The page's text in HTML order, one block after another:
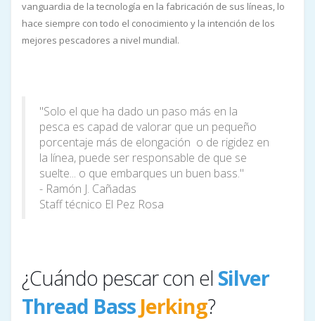
vanguardia de la tecnología en la fabricación de sus líneas, lo
hace siempre con todo el conocimiento y la intención de los
mejores pescadores a nivel mundial.
"Solo el que ha dado un paso más en la
pesca es capad de valorar que un pequeño
porcentaje más de elongación o de rigidez en
la línea, puede ser responsable de que se
suelte... o que embarques un buen bass."
- Ramón J. Cañadas
Staff técnico El Pez Rosa
¿Cuándo pescar con el Silver
Thread Bass Jerking?